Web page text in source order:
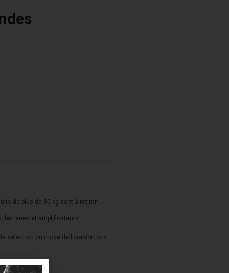
de plus de 30 kg sont à retirer
batteries et amplificateurs.
sélection du mode de livraison lors